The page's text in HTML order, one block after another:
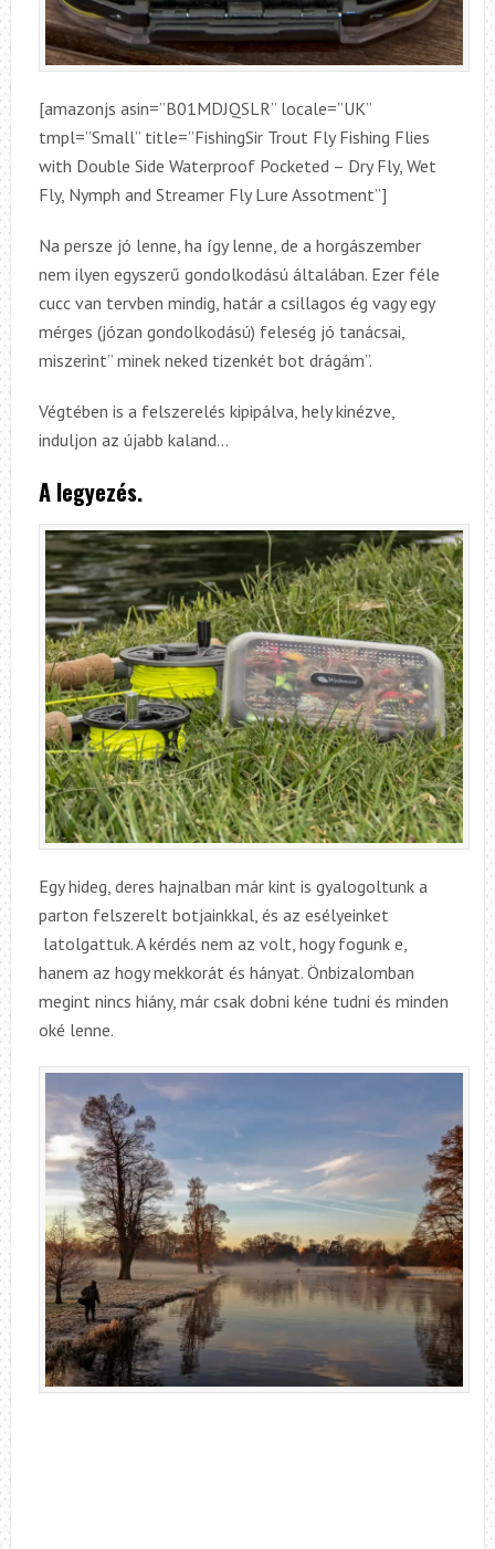
[amazonjs asin=”B01MDJQSLR” locale=”UK”
tmpl=”Small” title=”FishingSir Trout Fly Fishing Flies
with Double Side Waterproof Pocketed – Dry Fly, Wet
Fly, Nymph and Streamer Fly Lure Assotment”]
Na persze jó lenne, ha így lenne, de a horgászember
nem ilyen egyszerű gondolkodású általában. Ezer féle
cucc van tervben mindig, határ a csillagos ég vagy egy
mérges (józan gondolkodású) feleség jó tanácsai,
miszerint” minek neked tizenkét bot drágám”.
Végtében is a felszerelés kipipálva, hely kinézve,
induljon az újabb kaland…
A legyezés.
Egy hideg, deres hajnalban már kint is gyalogoltunk a
parton felszerelt botjainkkal, és az esélyeinket
latolgattuk. A kérdés nem az volt, hogy fogunk e,
hanem az hogy mekkorát és hányat. Önbizalomban
megint nincs hiány, már csak dobni kéne tudni és minden
oké lenne.